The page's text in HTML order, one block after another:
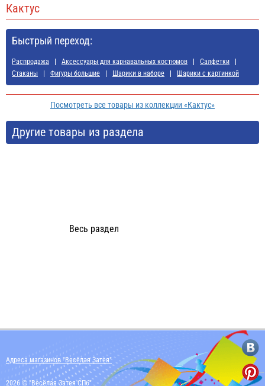
Кактус
Быстрый переход:
Распродажа Аксессуары для карнавальных костюмов
Салфетки
Стаканы
Фигуры большие Шарики в наборе Шарики с картинкой
Посмотреть все товары из коллекции «Кактус»
Другие товары из раздела
Весь раздел
Адреса магазинов "Весёлая Затея"
2026 © "Весёлая Затея СПб"